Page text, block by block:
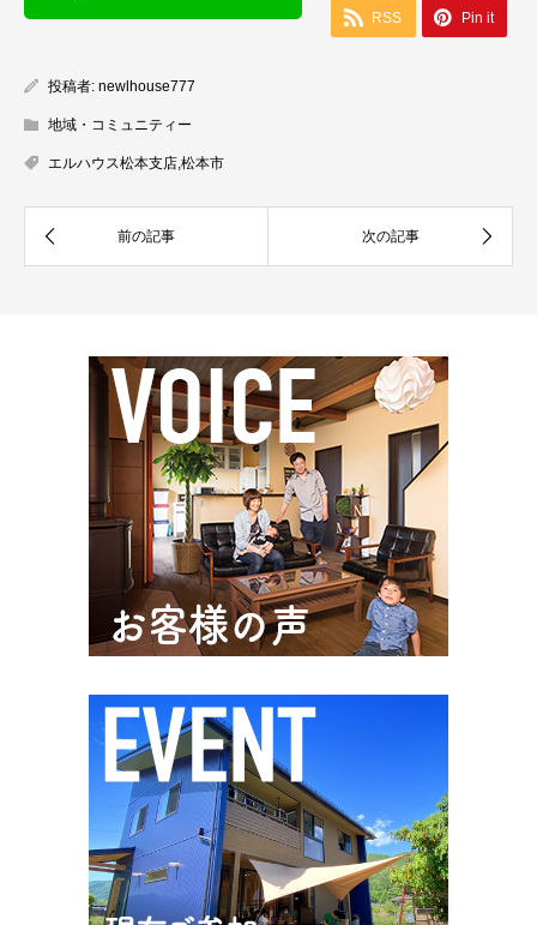
RSS Pin it
投稿者: newlhouse777
地域・コミュニティー
エルハウス松本支店 松本市